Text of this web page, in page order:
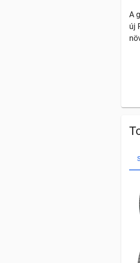
A
új